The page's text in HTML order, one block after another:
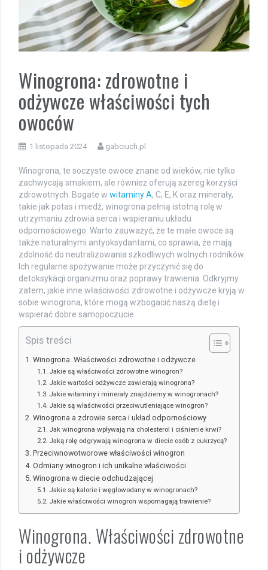
Winogrona: zdrowotne i
odżywcze właściwości tych
owoców
1 listopada 2024 gabciuch.pl
Winogrona, te soczyste owoce znane od wieków, nie tylko
zachwycają smakiem, ale również oferują szereg korzyści
zdrowotnych. Bogate w witaminy A, C, E, K oraz minerały,
takie jak potas i miedź, winogrona pełnią istotną rolę w
utrzymaniu zdrowia serca i wspieraniu układu
odpornościowego. Warto zauważyć, że te małe owoce są
także naturalnymi antyoksydantami, co sprawia, że mają
zdolność do neutralizowania szkodliwych wolnych rodników.
Ich regularne spożywanie może przyczynić się do
detoksykacji organizmu oraz poprawy trawienia. Odkryjmy
zatem, jakie inne właściwości zdrowotne i odżywcze kryją w
sobie winogrona, które mogą wzbogacić naszą dietę i
wspierać dobre samopoczucie.
Spis treści
Winogrona. Właściwości zdrowotne i odżywcze
Jakie są właściwości zdrowotne winogron?
Jakie wartości odżywcze zawierają winogrona?
Jakie witaminy i minerały znajdziemy w winogronach?
Jakie są właściwości przeciwutleniające winogron?
Winogrona a zdrowie serca i układ odpornościowy
Jak winogrona wpływają na cholesterol i ciśnienie krwi?
Jaką rolę odgrywają winogrona w diecie osób z cukrzycą?
Przeciwnowotworowe właściwości winogron
Odmiany winogron i ich unikalne właściwości
Winogrona w diecie odchudzającej
Jakie są kalorie i węglowodany w winogronach?
Jakie właściwości winogron wspomagają trawienie?
Winogrona. Właściwości zdrowotne
i odżywcze